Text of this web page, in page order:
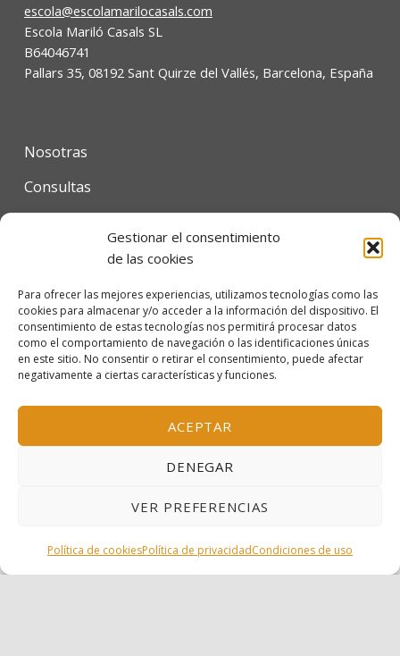
Gestionar el consentimiento
de las cookies
Para ofrecer las mejores experiencias, utilizamos tecnologías como las
cookies para almacenar y/o acceder a la información del dispositivo. El
consentimiento de estas tecnologías nos permitirá procesar datos
como el comportamiento de navegación o las identificaciones únicas
en este sitio. No consentir o retirar el consentimiento, puede afectar
negativamente a ciertas características y funciones.
ACEPTAR
DENEGAR
VER PREFERENCIAS
Política de cookiesPolítica de privacidadCondiciones de uso
MENÚ
escola@escolamarilocasals.com
Escola Mariló Casals SL
B64046741
Pallars 35, 08192 Sant Quirze del Vallés, Barcelona, España
Nosotras
Consultas
Contacto
Condiciones de uso
Política de privacidad
© 2026 Escola Mariló Casals SL - Barcelona, España
38.115, folio 151, hoja B-319156, inscripción 1ª